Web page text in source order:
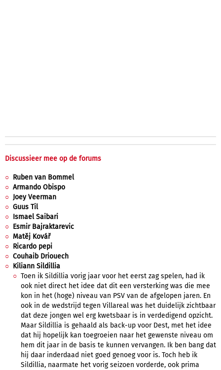
Discussieer mee op de forums
Ruben van Bommel
Armando Obispo
Joey Veerman
Guus Til
Ismael Saibari
Esmir Bajraktarevic
Matěj Kovář
Ricardo pepi
Couhaib Driouech
Kiliann Sildillia
Toen ik Sildillia vorig jaar voor het eerst zag spelen, had ik
ook niet direct het idee dat dit een versterking was die mee
kon in het (hoge) niveau van PSV van de afgelopen jaren. En
ook in de wedstrijd tegen Villareal was het duidelijk zichtbaar
dat deze jongen wel erg kwetsbaar is in verdedigend opzicht.
Maar Sildillia is gehaald als back-up voor Dest, met het idee
dat hij hopelijk kan toegroeien naar het gewenste niveau om
hem dit jaar in de basis te kunnen vervangen. Ik ben bang dat
hij daar inderdaad niet goed genoeg voor is. Toch heb ik
Sildillia, naarmate het vorig seizoen vorderde, ook prima